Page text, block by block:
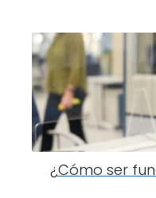
¿Cómo ser